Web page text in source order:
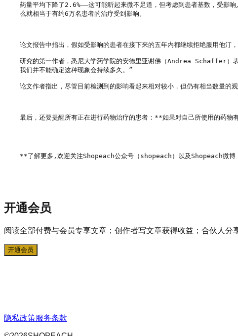
药量平均下降了2.6%——这可能听起来微不足道，但考虑到患者基数，受影
么就相当于有约6万名患者的治疗受到影响。
论文报告中指出，假如受影响的患者在接下来的五年内都继续拒绝服用他
研究的第一作者，悉尼大学药学院的安德里亚谢佛（Andrea Schaffer）表
我们并不能确定这种现象会持续多久。”
论文作者指出，尽管目前检测到的影响看起来相对较小，但仍有相当数量的
最后，还要提醒所有正在进行药物治疗的患者：**如果对自己所使用的药
**了解更多,欢迎关注Shopeach公众号（shopeach）以及Shopeach微
开通会员
阅读全部付费与会员专享文章；创作者写文章获得收益；合伙人分
开通会员
隐私政策服务条款